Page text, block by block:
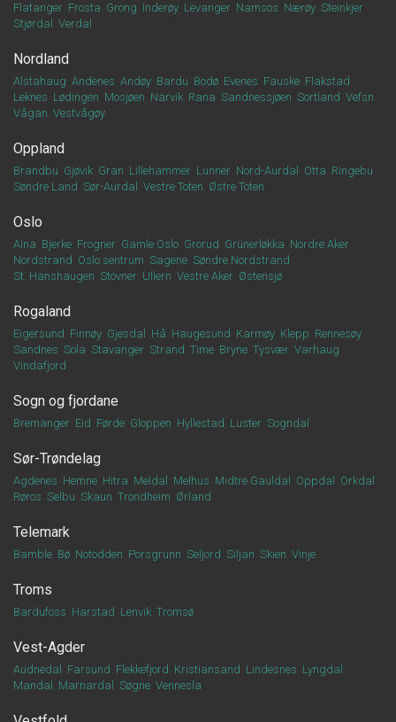
Flatanger Frosta Grong Inderøy Levanger Namsos Nærøy Steinkjer
Stjørdal
Verdal
Nordland
Alstahaug Andenes Andøy Bardu Bodø Evenes Fauske Flakstad
Leknes Lødingen Mosjøen Narvik Rana Sandnessjøen Sortland Vefsn
Vågan Vestvågøy
Oppland
Brandbu Gjøvik Gran Lillehammer Lunner Nord-Aurdal Otta Ringebu
Søndre Land Sør-Aurdal Vestre Toten Østre Toten
Oslo
Alna Bjerke Frogner Gamle Oslo Grorud Grünerløkka Nordre Aker
Nordstrand Oslo sentrum Sagene Søndre Nordstrand
St. Hanshaugen Stovner Ullern Vestre Aker Østensjø
Rogaland
Eigersund Finnøy Gjesdal Hå Haugesund Karmøy Klepp Rennesøy
Sandnes Sola Stavanger Strand Time Bryne Tysvær Varhaug
Vindafjord
Sogn og fjordane
Bremanger Eid Førde Gloppen Hyllestad Luster Sogndal
Sør-Trøndelag
Agdenes Hemne Hitra Meldal Melhus Midtre Gauldal Oppdal
Orkdal
Røros Selbu Skaun Trondheim Ørland
Telemark
Bamble Bø Notodden Porsgrunn Seljord Siljan Skien Vinje
Troms
Bardufoss Harstad Lenvik Tromsø
Vest-Agder
Audnedal Farsund Flekkefjord Kristiansand Lindesnes Lyngdal
Mandal
Marnardal Søgne Vennesla